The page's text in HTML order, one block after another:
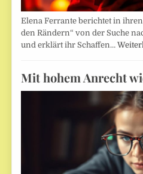
Elena Ferrante berichtet in
den Rändern“ von der Suche
und erklärt ihr Schaffen…
Mit hohem Anrecht